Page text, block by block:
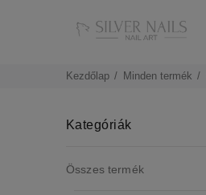
Kezdőlap Minden termék
Kategóriák
Összes termék